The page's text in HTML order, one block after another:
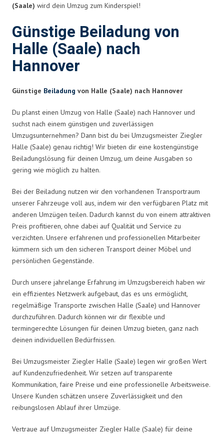
(Saale) wird dein Umzug zum Kinderspiel!
Günstige Beiladung von
Halle (Saale) nach
Hannover
Günstige Beiladung von Halle (Saale) nach Hannover
Du planst einen Umzug von Halle (Saale) nach Hannover und
suchst nach einem günstigen und zuverlässigen
Umzugsunternehmen? Dann bist du bei Umzugsmeister Ziegler
Halle (Saale) genau richtig! Wir bieten dir eine kostengünstige
Beiladungslösung für deinen Umzug, um deine Ausgaben so
gering wie möglich zu halten.
Bei der Beiladung nutzen wir den vorhandenen Transportraum
unserer Fahrzeuge voll aus, indem wir den verfügbaren Platz mit
anderen Umzügen teilen. Dadurch kannst du von einem attraktiven
Preis profitieren, ohne dabei auf Qualität und Service zu
verzichten. Unsere erfahrenen und professionellen Mitarbeiter
kümmern sich um den sicheren Transport deiner Möbel und
persönlichen Gegenstände.
Durch unsere jahrelange Erfahrung im Umzugsbereich haben wir
ein effizientes Netzwerk aufgebaut, das es uns ermöglicht,
regelmäßige Transporte zwischen Halle (Saale) und Hannover
durchzuführen. Dadurch können wir dir flexible und
termingerechte Lösungen für deinen Umzug bieten, ganz nach
deinen individuellen Bedürfnissen.
Bei Umzugsmeister Ziegler Halle (Saale) legen wir großen Wert
auf Kundenzufriedenheit. Wir setzen auf transparente
Kommunikation, faire Preise und eine professionelle Arbeitsweise.
Unsere Kunden schätzen unsere Zuverlässigkeit und den
reibungslosen Ablauf ihrer Umzüge.
Vertraue auf Umzugsmeister Ziegler Halle (Saale) für deine